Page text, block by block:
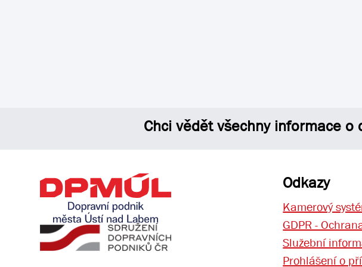
Chci vědět všechny informace o
Odkazy
Kamerový
GDPR -
Služební
Prohlášení o